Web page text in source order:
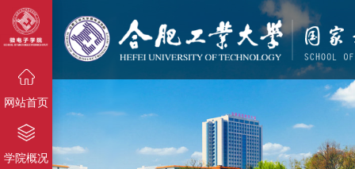
{栏目名
称}
网站首页
学院概况